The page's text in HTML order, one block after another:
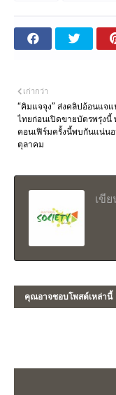
เก่ากว่า
“คิมแจจุง” ส่งคลิปอ้อนแจ
ไทยก่อนเปิดขายบัตรพรุ่งนี้
คอนเฟิร์มครั้งนี้พบกันแน่น
ตุลาคม
เขี
คุณอาจชอบโพสต์เหล่านี้